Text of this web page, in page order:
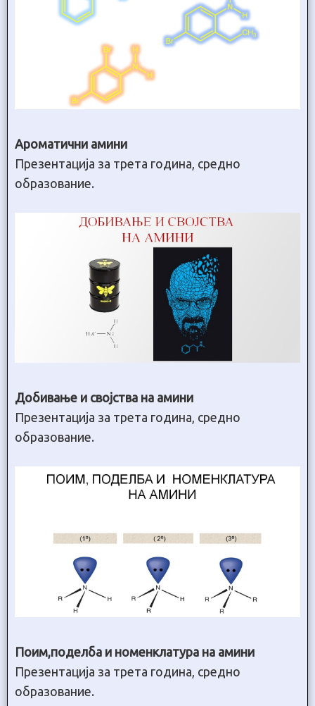
Ароматични амини
Презентација за трета година, средно
образование.
Добивање и својства на амини
Презентација за трета година, средно
образование.
Поим,поделба и номенклатура на амини
Презентација за трета година, средно
образование.